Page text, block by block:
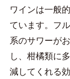
ワインは一般
ています。フ
系のサワーが
し、柑橘類に
減してくれる